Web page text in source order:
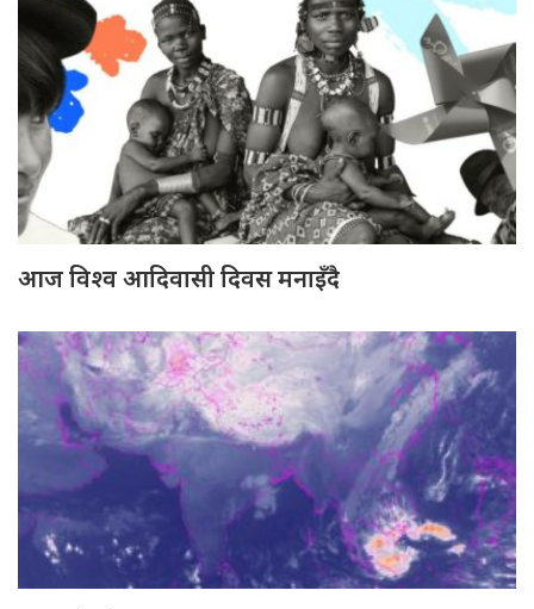
आज विश्व आदिवासी दिवस मनाइँदै